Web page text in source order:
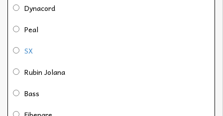
Dynacord
Peal
SX
Rubin Jolana
Bass